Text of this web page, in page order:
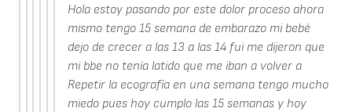
Hola estoy pasando por este dolor proceso ahora
mismo tengo 15 semana de embarazo mi bebé
dejo de crecer a las 13 a las 14 fui me dijeron que
mi bbe no tenía latido que me iban a volver a
Repetir la ecografía en una semana tengo mucho
miedo pues hoy cumplo las 15 semanas y hoy